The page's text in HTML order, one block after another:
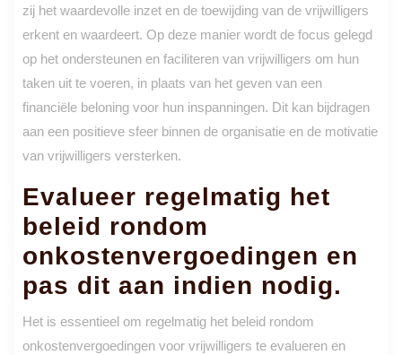
zij het waardevolle inzet en de toewijding van de vrijwilligers
erkent en waardeert. Op deze manier wordt de focus gelegd
op het ondersteunen en faciliteren van vrijwilligers om hun
taken uit te voeren, in plaats van het geven van een
financiële beloning voor hun inspanningen. Dit kan bijdragen
aan een positieve sfeer binnen de organisatie en de motivatie
van vrijwilligers versterken.
Evalueer regelmatig het
beleid rondom
onkostenvergoedingen en
pas dit aan indien nodig.
Het is essentieel om regelmatig het beleid rondom
onkostenvergoedingen voor vrijwilligers te evalueren en